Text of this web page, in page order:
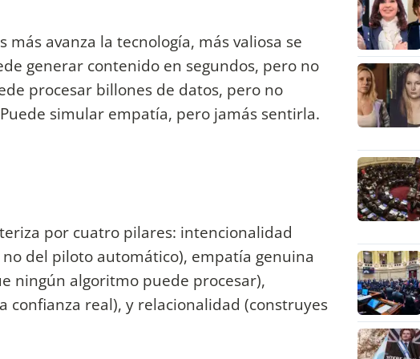
avanza la tecnología, más valiosa se
generar contenido en segundos, pero no
procesar billones de datos, pero no
simular empatía, pero jamás sentirla.
por cuatro pilares: intencionalidad
del piloto automático), empatía genuina
ningún algoritmo puede procesar),
confianza real), y relacionalidad (construyes